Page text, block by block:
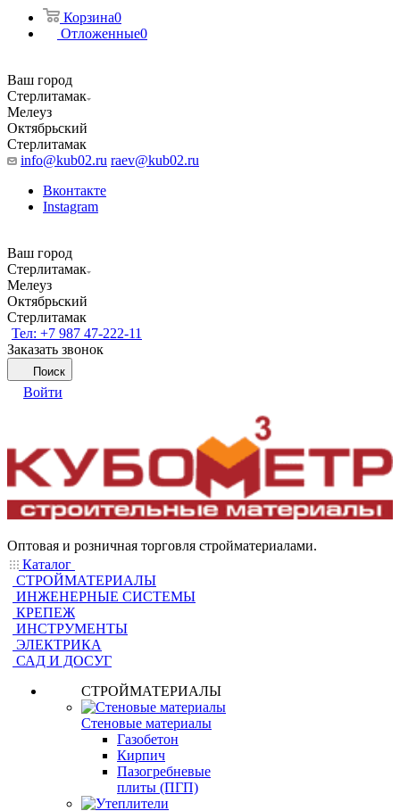
Корзина0
Отложенные0
Ваш город
Стерлитамак
Мелеуз
Октябрьский
Стерлитамак
info@kub02.ru raev@kub02.ru
Вконтакте
Instagram
Ваш город
Стерлитамак
Мелеуз
Октябрьский
Стерлитамак
Тел: +7 987 47-222-11
Заказать звонок
Поиск
Войти
Оптовая и розничная торговля стройматериалами.
Каталог
СТРОЙМАТЕРИАЛЫ
ИНЖЕНЕРНЫЕ СИСТЕМЫ
КРЕПЕЖ
ИНСТРУМЕНТЫ
ЭЛЕКТРИКА
САД И ДОСУГ
СТРОЙМАТЕРИАЛЫ
Стеновые материалы
Газобетон
Кирпич
Пазогребневые
плиты (ПГП)